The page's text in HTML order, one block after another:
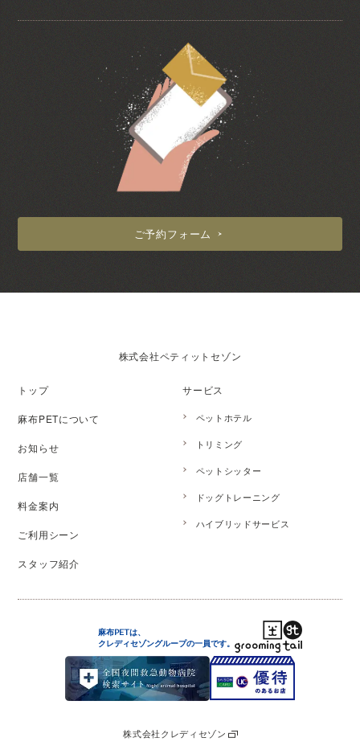
ご予約フォーム
株式会社ペティットセゾン
トップ
麻布PETについて
お知らせ
店舗一覧
料金案内
ご利用シーン
スタッフ紹介
サービス
ペットホテル
トリミング
ペットシッター
ドッグトレーニング
ハイブリッドサービス
麻布PETは、
クレディセゾングループの一員です。
株式会社クレディセゾン